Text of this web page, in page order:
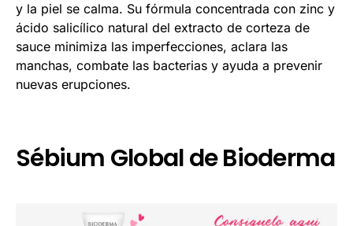
y la piel se calma. Su fórmula concentrada con zinc y
ácido salicílico natural del extracto de corteza de
sauce minimiza las imperfecciones, aclara las
manchas, combate las bacterias y ayuda a prevenir
nuevas erupciones.
Sébium Global de Bioderma